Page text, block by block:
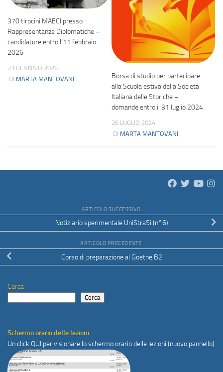
370 tirocini MAECI presso
Rappresentanze Diplomatiche –
candidature entro l’11 febbraio
2026
23 GENNAIO 2026
DI MARTA MANTOVANI
Borsa di studio per partecipare
alla Scuola estiva della Società
Italiana delle Storiche –
domande entro il 31 luglio 2024
26 LUGLIO 2024
DI MARTA MANTOVANI
ARTICOLO SUCCESSIVO
Notiziario sperimentale UniStraSi (n°6)
ARTICOLO PRECEDENTE
Corso di preparazione al Goethe B2
Cerca
Cerca
Schermo orario delle lezioni
Un click QUI per visionare lo schermo orario delle lezioni (nuovo pannello)